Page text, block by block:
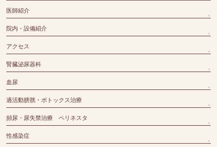
医師紹介
院内・設備紹介
アクセス
腎臓泌尿器科
血尿
過活動膀胱・ボトックス治療
頻尿・尿失禁治療 ペリネスタ
性感染症